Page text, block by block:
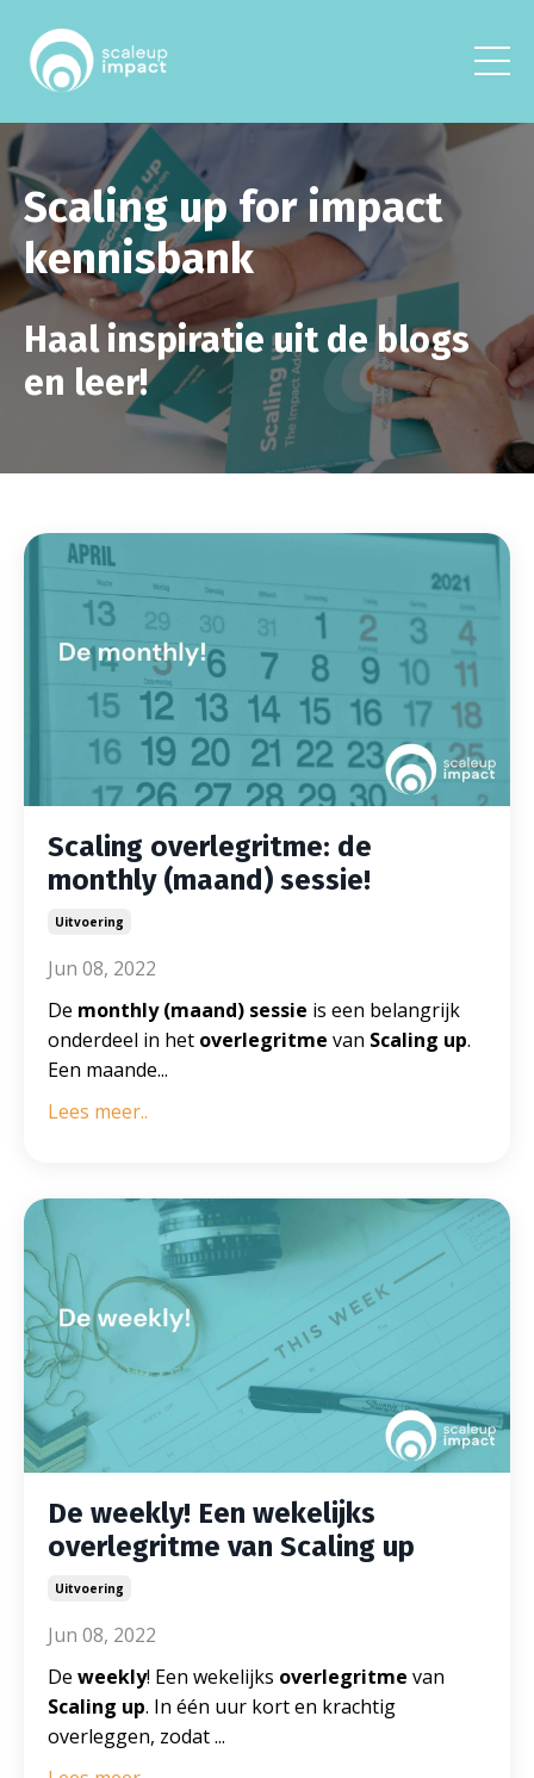
Scaling up for impact
kennisbank
Haal inspiratie uit de blogs
en leer!
Scaling overlegritme: de
monthly (maand) sessie!
Uitvoering
Jun 08, 2022
De monthly (maand) sessie is een belangrijk
onderdeel in het overlegritme van Scaling up.
Een maande...
Lees meer..
De weekly! Een wekelijks
overlegritme van Scaling up
Uitvoering
Jun 08, 2022
De weekly! Een wekelijks overlegritme van
Scaling up. In één uur kort en krachtig
overleggen, zodat ...